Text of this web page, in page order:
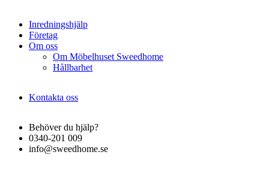
Inredningshjälp
Företag
Om oss
Om Möbelhuset Sweedhome
Hållbarhet
Kontakta oss
Behöver du hjälp?
0340-201 009
info@sweedhome.se